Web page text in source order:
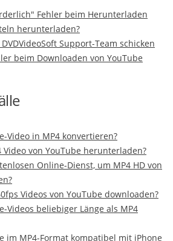
Fehler beim Herunterladen
herunterladen?
Support-Team schicken
beim Downloaden von YouTube
Video in MP4 konvertieren?
von YouTube herunterladen?
Online-Dienst, um MP4 HD von
Videos von YouTube downloaden?
Videos beliebiger Länge als MP4
im MP4-Format kompatibel mit iPhone